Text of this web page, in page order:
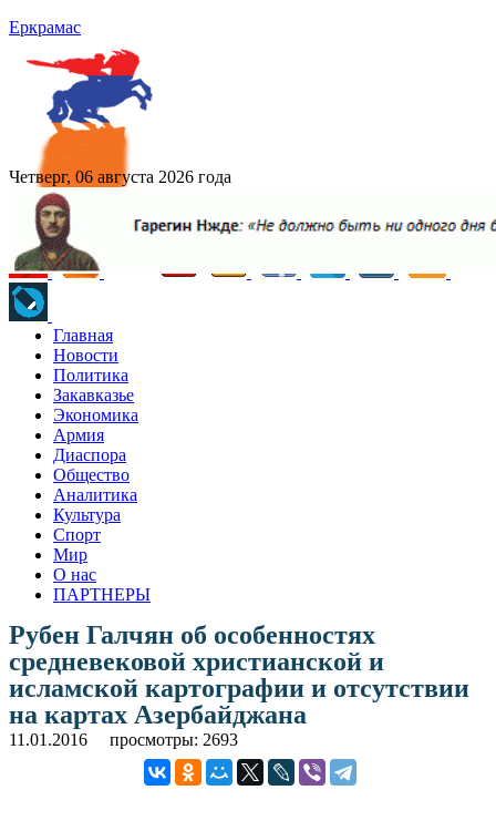
Еркрамас
Четверг, 06 августа 2026 года
Главная
Новости
Политика
Закавказье
Экономика
Армия
Диаспора
Общество
Аналитика
Культура
Спорт
Мир
О нас
ПАРТНЕРЫ
Рубен Галчян об особенностях
средневековой христианской и
исламской картографии и отсутствии
на картах Азербайджана
11.01.2016 просмотры: 2693